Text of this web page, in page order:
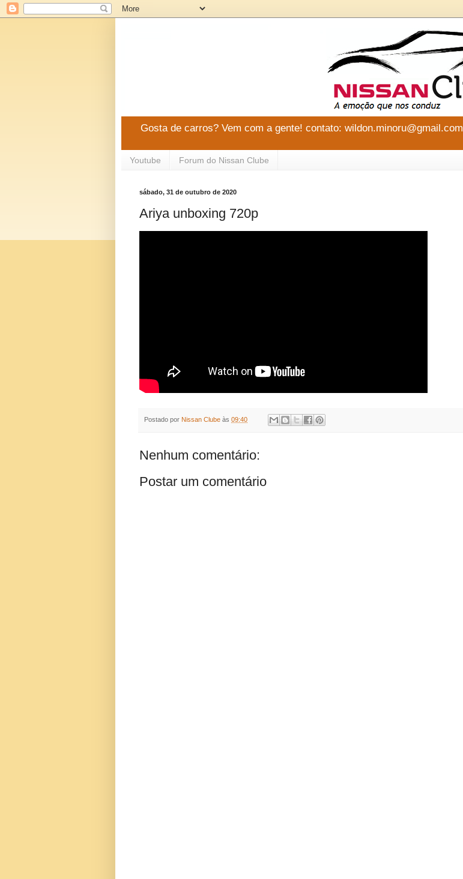
Gosta de carros? Vem com a gente! contato: wildon.minoru@gmail.com
Youtube Forum do Nissan Clube
sábado, 31 de outubro de 2020
Ariya unboxing 720p
Postado por Nissan Clube às 09:40
Nenhum comentário:
Postar um comentário